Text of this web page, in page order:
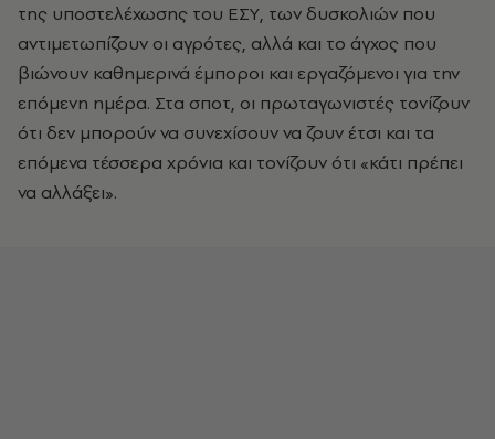
της υποστελέχωσης του ΕΣΥ, των δυσκολιών που
αντιμετωπίζουν οι αγρότες, αλλά και το άγχος που
βιώνουν καθημερινά έμποροι και εργαζόμενοι για την
επόμενη ημέρα. Στα σποτ, οι πρωταγωνιστές τονίζουν
ότι δεν μπορούν να συνεχίσουν να ζουν έτσι και τα
επόμενα τέσσερα χρόνια και τονίζουν ότι «κάτι πρέπει
να αλλάξει».